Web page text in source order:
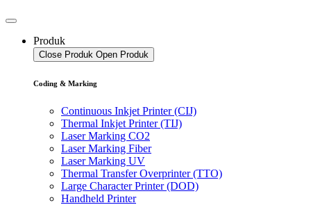
Produk
Close Produk Open Produk
Coding & Marking
Continuous Inkjet Printer (CIJ)
Thermal Inkjet Printer (TIJ)
Laser Marking CO2
Laser Marking Fiber
Laser Marking UV
Thermal Transfer Overprinter (TTO)
Large Character Printer (DOD)
Handheld Printer